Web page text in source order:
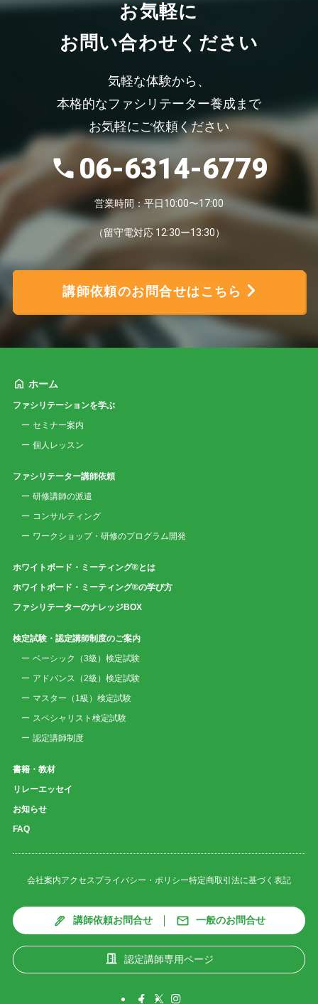
お気軽に
お問い合わせください
気軽な体験から、
本格的なファシリテーター養成まで
お気軽にご依頼ください
06-6314-6779
営業時間：平日10:00〜17:00
（留守電対応 12:30ー13:30）
講師依頼のお問合せはこちら
ホーム
ファシリテーションを学ぶ
セミナー案内
個人レッスン
ファシリテーター講師依頼
研修講師の派遣
コンサルティング
ワークショップ・研修のプログラム開発
ホワイトボード・ミーティング®とは
ホワイトボード・ミーティング®の学び方
ファシリテーターのナレッジBOX
検定試験・認定講師制度のご案内
ベーシック（3級）検定試験
アドバンス（2級）検定試験
マスター（1級）検定試験
スペシャリスト検定試験
認定講師制度
書籍・教材
リレーエッセイ
お知らせ
FAQ
会社案内アクセスプライバシー・ポリシー特定商取引法に基づく表記
講師依頼お問合せ 一般のお問合せ
認定講師専用ページ